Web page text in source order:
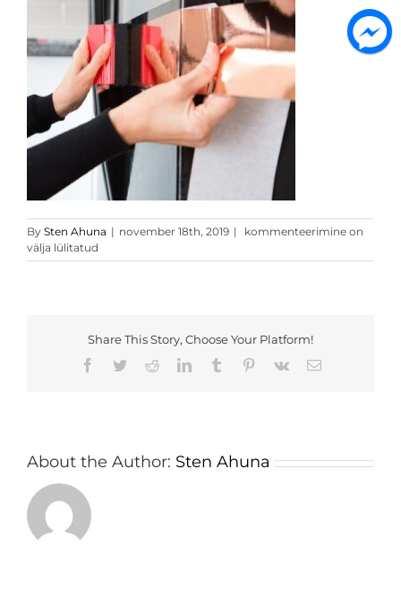
By Sten Ahuna | november 18th, 2019 |
kommenteerimine on
välja lülitatud
Share This Story, Choose Your Platform!
Facebook
TwitterRedditLinkedInTumblr Pinterest
Vk Email
About the Author: Sten Ahuna